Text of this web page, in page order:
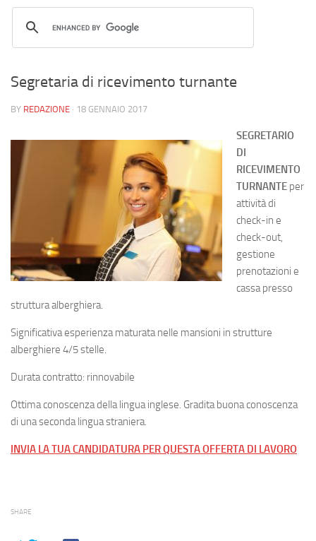
Segretaria di ricevimento turnante
BY REDAZIONE · 18 GENNAIO 2017
SEGRETARIO
DI
RICEVIMENTO
TURNANTE per
attività di
check-in e
check-out,
gestione
prenotazioni e
cassa presso
struttura alberghiera.
Significativa esperienza maturata nelle mansioni in strutture
alberghiere 4/5 stelle.
Durata contratto: rinnovabile
Ottima conoscenza della lingua inglese. Gradita buona conoscenza
di una seconda lingua straniera.
INVIA LA TUA CANDIDATURA PER QUESTA OFFERTA DI LAVORO
SHARE